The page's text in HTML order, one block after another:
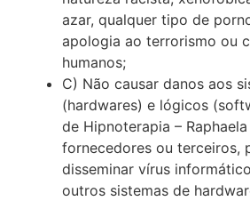
azar, qualquer tipo de
apologia ao terrorismo ou
humanos;
C) Não causar danos aos
(hardwares) e lógicos
de Hipnoterapia –
fornecedores ou terceiros,
disseminar vírus
outros sistemas de